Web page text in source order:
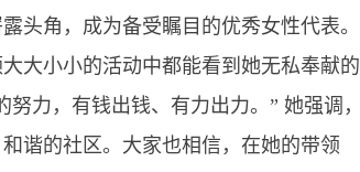
头角，成为备受瞩目的优秀女性代表。
大小小的活动中都能看到她无私奉献的
力，有钱出钱、有力出力。” 她强调，
谐的社区。大家也相信，在她的带领